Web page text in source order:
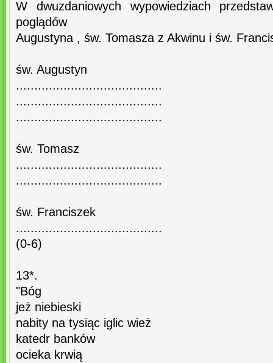
W dwuzdaniowych wypowiedziach
poglądów
Augustyna , św. Tomasza z Akwinu i św.
św. Augustyn
........................................
........................................
........................................
św. Tomasz
........................................
........................................
św. Franciszek
........................................
(0-6)
13*.
"Bóg
jeż niebieski
nabity na tysiąc iglic wież
katedr banków
ocieka krwią